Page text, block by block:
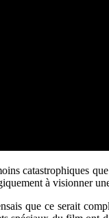
catastrophiques
à visionner
que ce serait